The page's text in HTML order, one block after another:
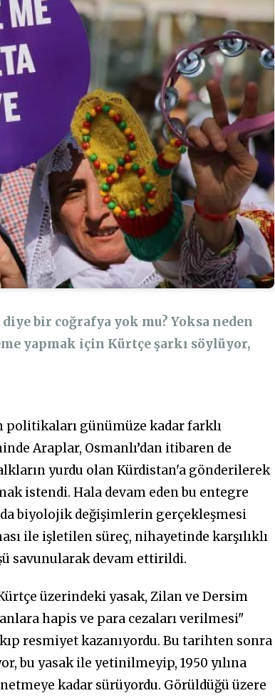
bir coğrafya yok mu? Yoksa neden
yapmak için Kürtçe şarkı söylüyor,
politikaları günümüze kadar farklı
Araplar, Osmanlı’dan itibaren de
yurdu olan Kürdistan'a gönderilerek
istendi. Hala devam eden bu entegre
biyolojik değişimlerin gerçekleşmesi
ile işletilen süreç, nihayetinde karşılıklı
savunularak devam ettirildi.
üzerindeki yasak, Zilan ve Dersim
hapis ve para cezaları verilmesi"
resmiyet kazanıyordu. Bu tarihten sonra
bu yasak ile yetinilmeyip, 1950 yılına
kadar sürüyordu. Görüldüğü üzere